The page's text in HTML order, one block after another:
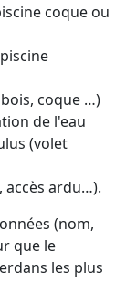
coque ou
coque …)
de l'eau
(volet
accès ardu…).
(nom,
que le
les plus